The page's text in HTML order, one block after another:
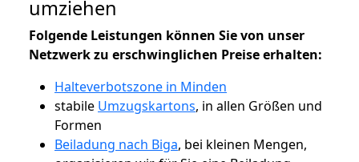
umziehen
Folgende Leistungen können Sie von unser
Netzwerk zu erschwinglichen Preise erhalten:
Halteverbotszone in Minden
stabile Umzugskartons, in allen Größen und
Formen
Beiladung nach Biga, bei kleinen Mengen,